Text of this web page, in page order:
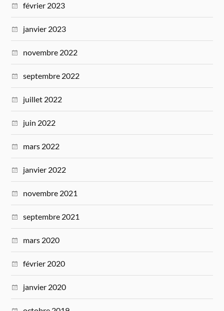
février 2023
janvier 2023
novembre 2022
septembre 2022
juillet 2022
juin 2022
mars 2022
janvier 2022
novembre 2021
septembre 2021
mars 2020
février 2020
janvier 2020